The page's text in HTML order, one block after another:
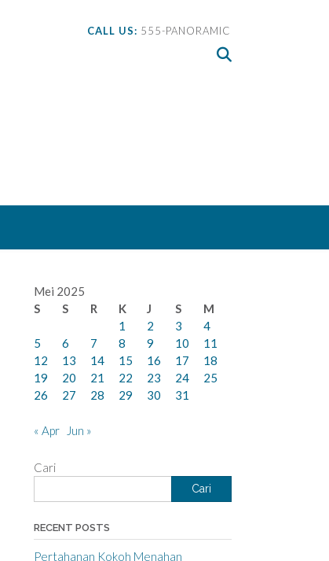
CALL US: 555-PANORAMIC
Mei 2025
S
S R K J S
M
1
2 3
4
5
6 7 8 9 10
11
12
13 14 15 16 17
18
19
20 21 22 23 24
25
26
27 28 29 30 31
« Apr Jun »
Cari
Cari
RECENT POSTS
Pertahanan Kokoh Menahan